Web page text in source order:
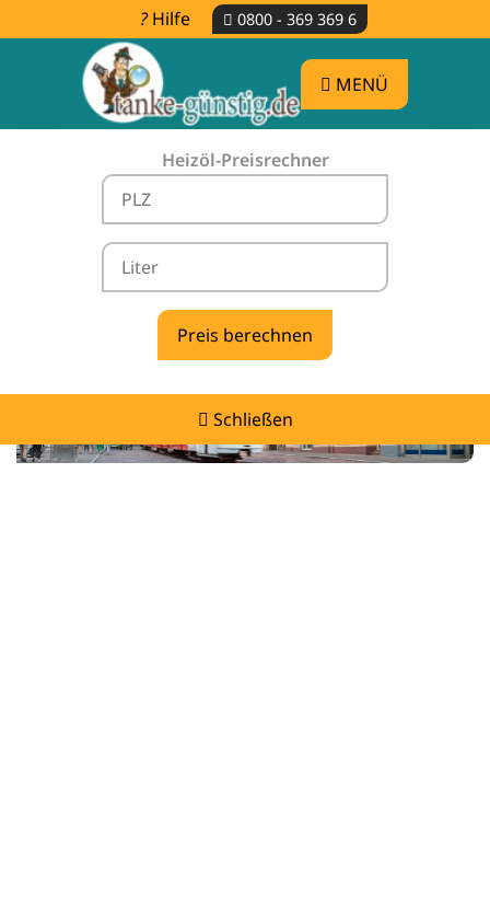
Hilfe 0800 - 369 369 6
MENÜ
Heizöl-Preisrechner
Schließen
Heizölpreise Kandern -
vergleichen & günstig tanken